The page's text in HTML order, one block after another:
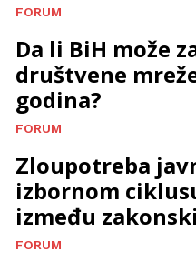
FORUM
Da li BiH može
društvene
godina?
FORUM
Zloupotreba
izbornom
između
FORUM